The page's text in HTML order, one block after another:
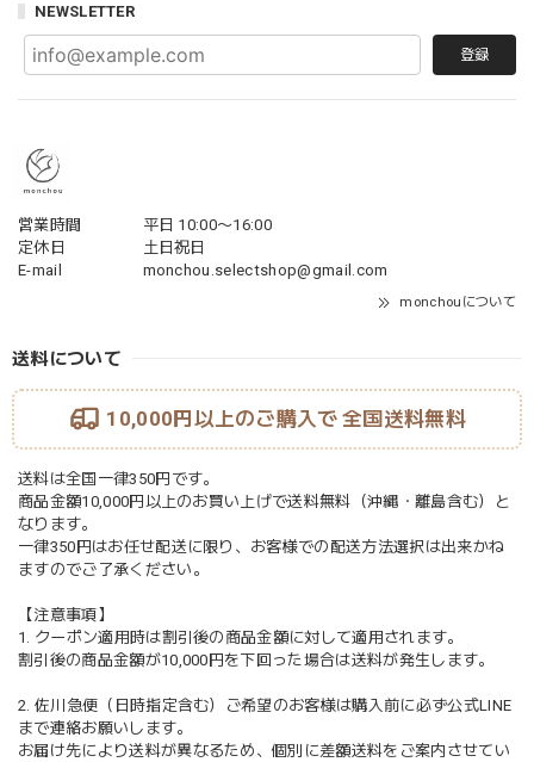
NEWSLETTER
登録
営業時間
平日 10:00〜16:00
定休日
土日祝日
E-mail
monchou.selectshop@gmail.com
monchouについて
送料について
10,000円以上のご購入で 全国送料無料
送料は全国一律350円です。
商品金額10,000円以上のお買い上げで送料無料（沖縄・離島含む）と
なります。
一律350円はお任せ配送に限り、お客様での配送方法選択は出来かね
ますのでご了承ください。
【注意事項】
1. クーポン適用時は割引後の商品金額に対して適用されます。
割引後の商品金額が10,000円を下回った場合は送料が発生します。
2. 佐川急便（日時指定含む）ご希望のお客様は購入前に必ず公式LINE
まで連絡お願いします。
お届け先により送料が異なるため、個別に差額送料をご案内させてい